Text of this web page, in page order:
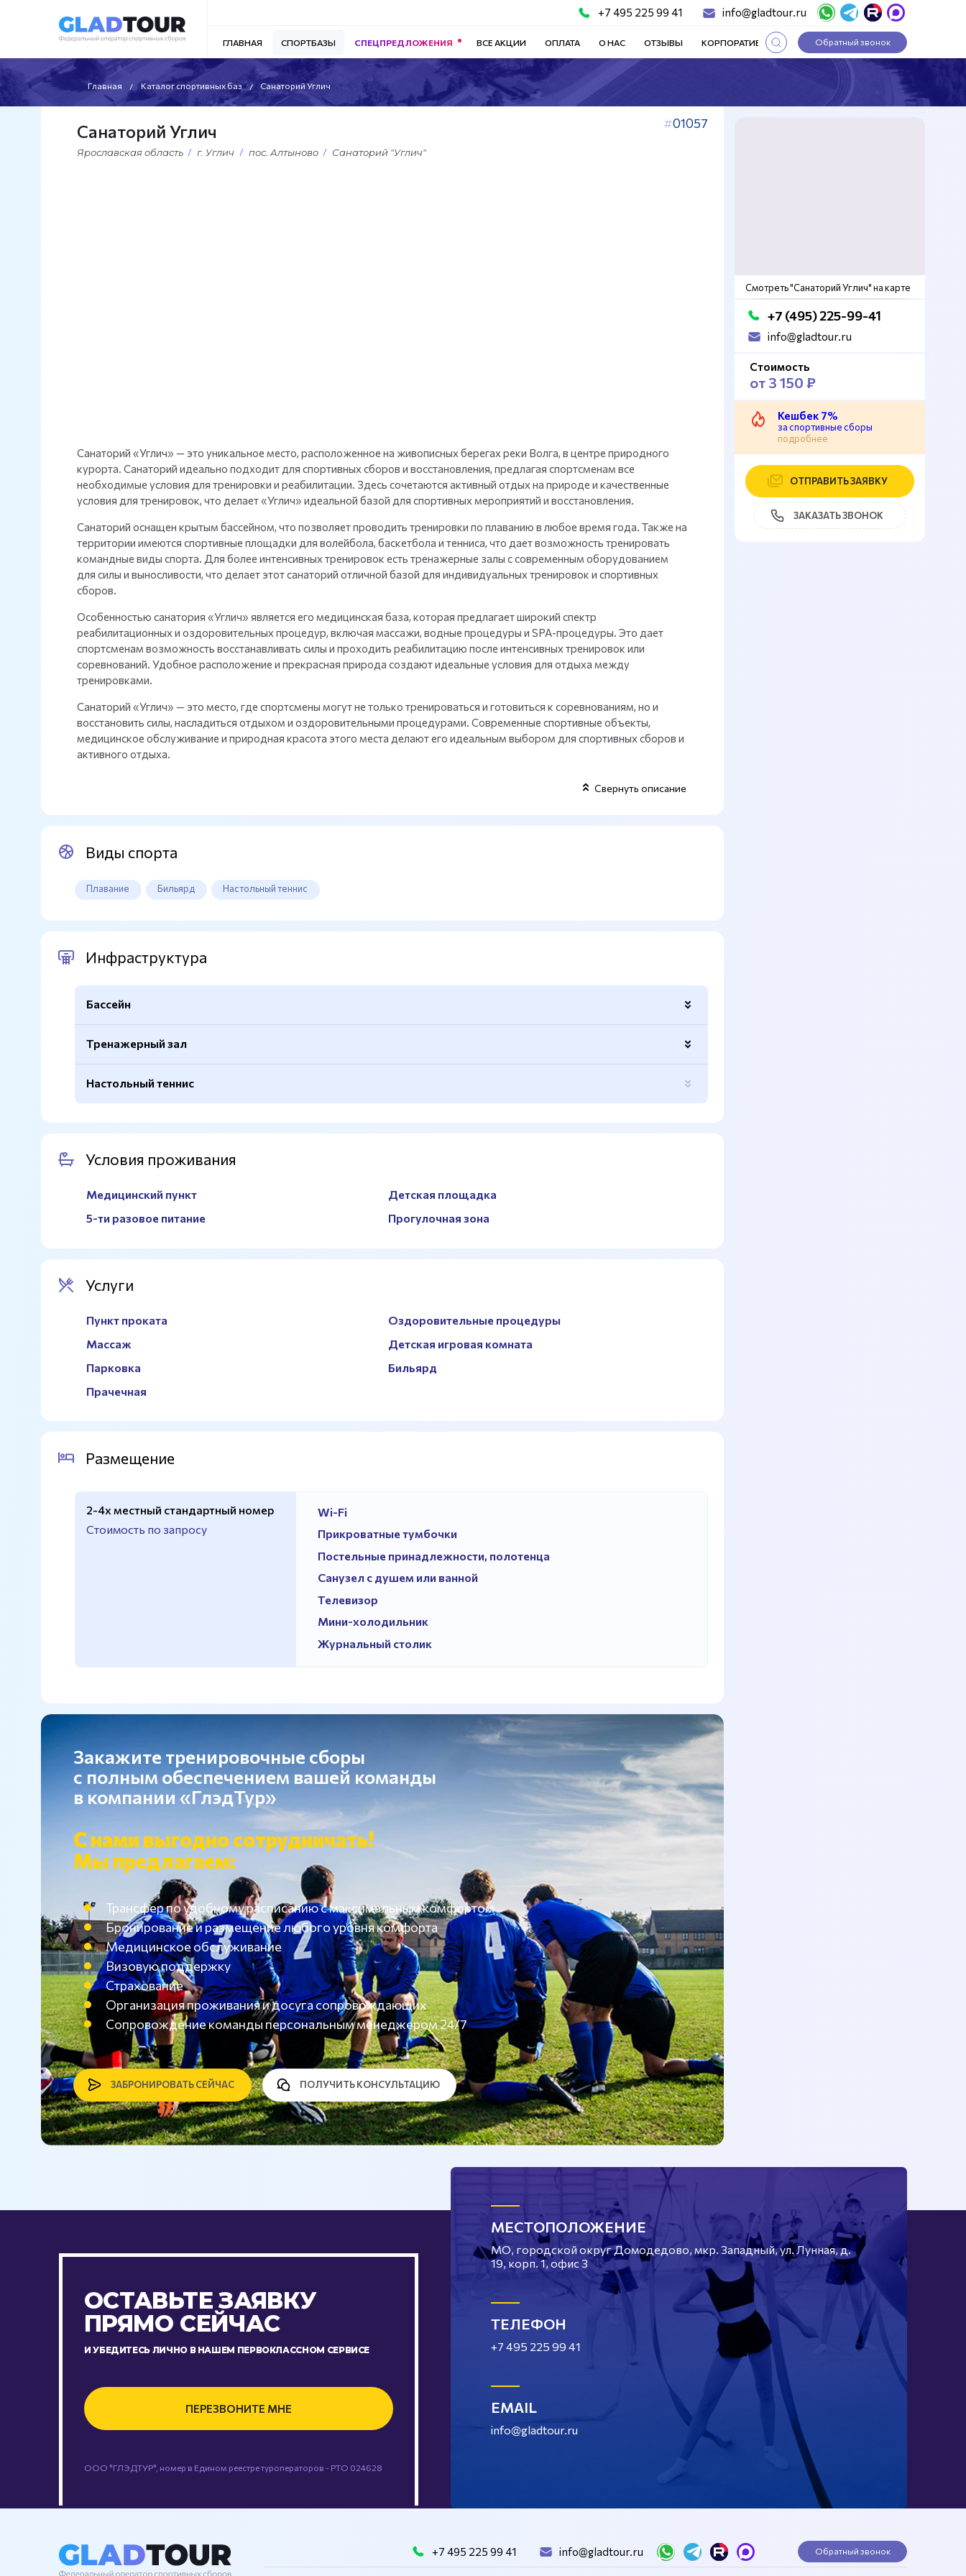
+7 495 225 99 41 info@gladtour.ru
ГЛАВНАЯ СПОРТБАЗЫ СПЕЦПРЕДЛОЖЕНИЯ ВСЕ АКЦИИ ОПЛАТА О НАС ОТЗЫВЫ КОРПОРАТИВНЫЕ ТУРЫ СТАТЬИ
Обратный звонок
Главная Каталог спортивных баз Санаторий Углич
01057
Санаторий Углич
Ярославская область г. Углич пос. Алтыново Санаторий "Углич"
Санаторий «Углич» — это уникальное место, расположенное на живописных берегах реки Волга, в центре природного
курорта. Санаторий идеально подходит для спортивных сборов и восстановления, предлагая спортсменам все
необходимые условия для тренировки и реабилитации. Здесь сочетаются активный отдых на природе и качественные
условия для тренировок, что делает «Углич» идеальной базой для спортивных мероприятий и восстановления.
Санаторий оснащен крытым бассейном, что позволяет проводить тренировки по плаванию в любое время года. Также на
территории имеются спортивные площадки для волейбола, баскетбола и тенниса, что дает возможность тренировать
командные виды спорта. Для более интенсивных тренировок есть тренажерные залы с современным оборудованием
для силы и выносливости, что делает этот санаторий отличной базой для индивидуальных тренировок и спортивных
сборов.
Особенностью санатория «Углич» является его медицинская база, которая предлагает широкий спектр
реабилитационных и оздоровительных процедур, включая массажи, водные процедуры и SPA-процедуры. Это дает
спортсменам возможность восстанавливать силы и проходить реабилитацию после интенсивных тренировок или
соревнований. Удобное расположение и прекрасная природа создают идеальные условия для отдыха между
тренировками.
Санаторий «Углич» — это место, где спортсмены могут не только тренироваться и готовиться к соревнованиям, но и
восстановить силы, насладиться отдыхом и оздоровительными процедурами. Современные спортивные объекты,
медицинское обслуживание и природная красота этого места делают его идеальным выбором для спортивных сборов и
активного отдыха.
Свернуть описание
Виды спорта
Плавание Бильярд Настольный теннис
Инфраструктура
Бассейн
Количество дорожек
Тренажерный зал
Вид тренажеров Кардиотренажеры, силовые
Настольный теннис
Условия проживания
Медицинский пункт
Детская площадка
5-ти разовое питание
Прогулочная зона
Услуги
Пункт проката
Оздоровительные процедуры
Массаж
Детская игровая комната
Парковка
Бильярд
Прачечная
Размещение
2-4х местный стандартный номер
Стоимость по запросу
Wi-Fi
Прикроватные тумбочки
Постельные принадлежности, полотенца
Санузел с душем или ванной
Телевизор
Мини-холодильник
Журнальный столик
Закажите тренировочные сборы
с полным обеспечением вашей команды
в компании «ГлэдТур»
С нами выгодно сотрудничать!
Мы предлагаем:
Трансфер по удобному расписанию с максимальным комфортом
Бронирование и размещение любого уровня комфорта
Медицинское обслуживание
Визовую поддержку
Страхование
Организация проживания и досуга сопровождающих
Сопровождение команды персональным менеджером 24/7
ЗАБРОНИРОВАТЬ СЕЙЧАС ПОЛУЧИТЬ КОНСУЛЬТАЦИЮ
Смотреть "Санаторий Углич" на карте
+7 (495) 225-99-41
info@gladtour.ru
Стоимость
от 3 150 ₽
Кешбек 7%
за спортивные сборы
подробнее
ОТПРАВИТЬ ЗАЯВКУ
ЗАКАЗАТЬ ЗВОНОК
ОСТАВЬТЕ ЗАЯВКУ
ПРЯМО СЕЙЧАС
И УБЕДИТЕСЬ ЛИЧНО В НАШЕМ ПЕРВОКЛАССНОМ СЕРВИСЕ
ПЕРЕЗВОНИТЕ МНЕ
ООО "ГЛЭДТУР", номер в Едином реестре туроператоров - РТО 024628
МЕСТОПОЛОЖЕНИЕ
МО, городской округ Домодедово, мкр. Западный, ул. Лунная, д.
19, корп. 1, офис 3
ТЕЛЕФОН
+7 495 225 99 41
EMAIL
info@gladtour.ru
+7 495 225 99 41 info@gladtour.ru Обратный звонок